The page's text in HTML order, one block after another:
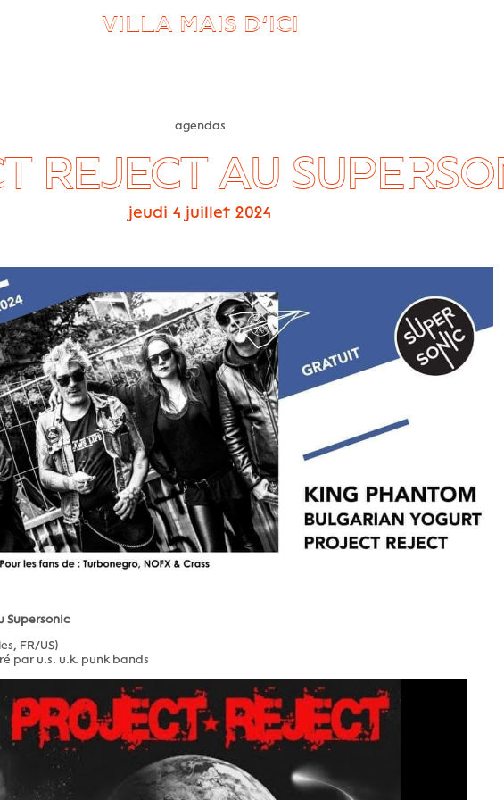
VILLA MAIS D’ICI
agendas
REJECT AU
jeudi 4 juillet 2024
Supersonic
FR/US)
par u.s. u.k. punk bands